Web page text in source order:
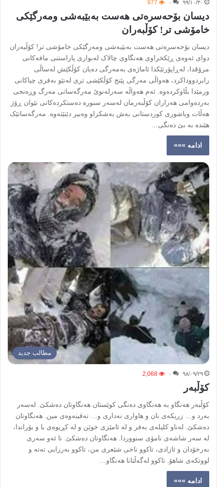
۹۹/۱۰/۳۰ ۰ 977
دیسان بۆحەسرەتی ھەست بەبێبەشی ومەرگێکی
خامۆشی تر! کۆڵبەران
دیسان بۆحەسرەتی ھەست بەبێبەشی ومەرگێکی خامۆشی تر! کۆڵبەران
دوای ئەوەی ڕێکخراوی ھەنگاوی چالاک لەبواری پاراستنی مافەکانی
مرۆڤدا، لەڕاپۆرتێکدا ئاماژەی بەمەرگی دەیان کۆڵکێش لەساڵی
رابردووداکرد، ھەواڵی مەرگی پێنج کۆڵکێشی تری لەنێو بەفری چیاکانی
ورمێدا بڵاوکردەوە. ئەم ھەواڵە سەرلەنوێ مەرگەساتی مەرگ وڕەنجی
بەردەوامی ھەزاران کۆڵبەرمان لەسەر سنورە دەستکردەکانی نێوان ڕۆژ
ھەڵات وباشوری کوردستانی بەش بەشکراو وەبیر دێنێتەوە. مەرگەساتێک
ھێندە بە بێ دەنگی…
ادامه »»»
مطالب جدید
۹۸/۰۹/۲۹ ۰ 2,068
کۆڵبەر
کۆڵبەر هەنگاو بە هەنگاوی دەنگی کوێستان هەنگاوتان دەشکێ. لەسەر
بەرد و… زریکەی نان و هاواری نەداری و… تەقینەوەی مین. هەنگاوتان
دەشکێ. لەناو کلیلەی بەفر و لە ئامێزی خوێن و لە کڕیوەی با و بۆراندا،
لە سەر شاشەی نامۆی سنووردا. هەنگاوتان دەشکێ. تا ئەو سەری
بەرخۆدان و ئازادی، تاکوو ناخی شێعری من، تاکوو بەرزایی تەتە و
لووتکەی شاهۆ. تاکوو لەگەڵتانا هەنگاو…
ادامه »»»